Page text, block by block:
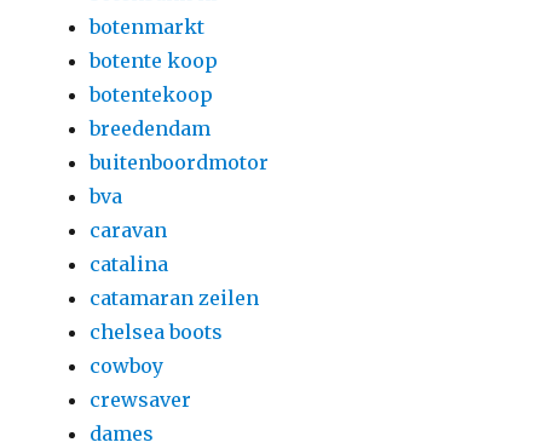
botenmarkt
botente koop
botentekoop
breedendam
buitenboordmotor
bva
caravan
catalina
catamaran zeilen
chelsea boots
cowboy
crewsaver
dames